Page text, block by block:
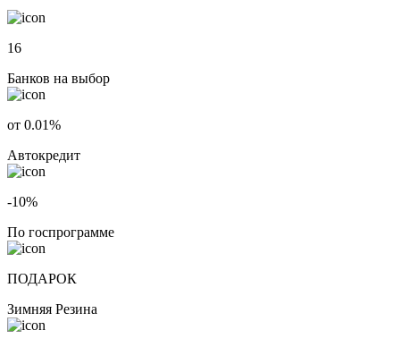
16
Банков на выбор
от 0.01%
Автокредит
-10%
По госпрограмме
ПОДАРОК
Зимняя Резина